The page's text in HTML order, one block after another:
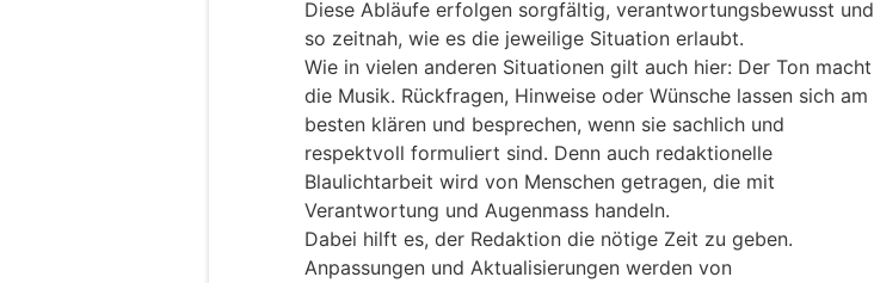
Diese Abläufe erfolgen sorgfältig, verantwortungsbewusst und
so zeitnah, wie es die jeweilige Situation erlaubt.
Wie in vielen anderen Situationen gilt auch hier: Der Ton macht
die Musik. Rückfragen, Hinweise oder Wünsche lassen sich am
besten klären und besprechen, wenn sie sachlich und
respektvoll formuliert sind. Denn auch redaktionelle
Blaulichtarbeit wird von Menschen getragen, die mit
Verantwortung und Augenmass handeln.
Dabei hilft es, der Redaktion die nötige Zeit zu geben.
Anpassungen und Aktualisierungen werden von